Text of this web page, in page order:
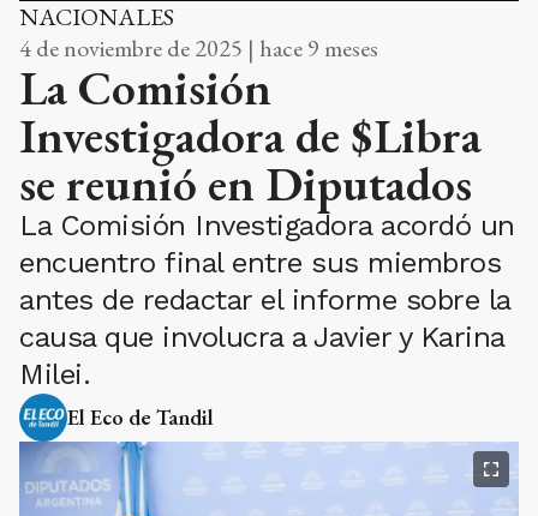
NACIONALES
4 de noviembre de 2025 | hace 9 meses
La Comisión
Investigadora de $Libra
se reunió en Diputados
La Comisión Investigadora acordó un
encuentro final entre sus miembros
antes de redactar el informe sobre la
causa que involucra a Javier y Karina
Milei.
El Eco de Tandil